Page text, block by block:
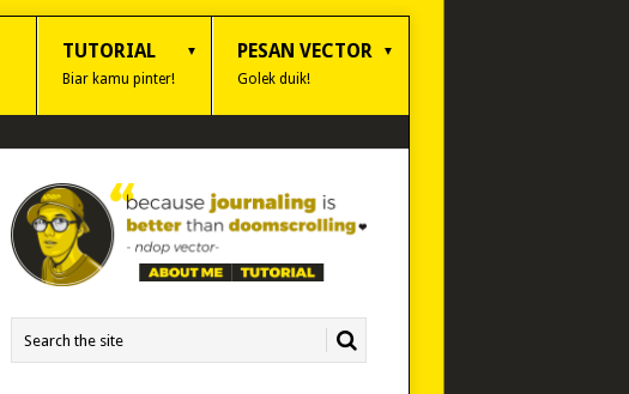
TUTORIAL
Biar kamu pinter!
PESAN VECTOR
Golek duik!